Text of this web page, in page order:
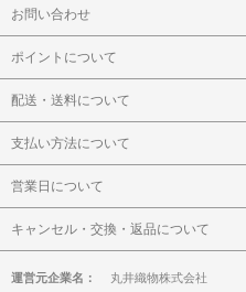
お問い合わせ
ポイントについて
配送・送料について
支払い方法について
営業日について
キャンセル・交換・返品について
運営元企業名：
丸井織物株式会社